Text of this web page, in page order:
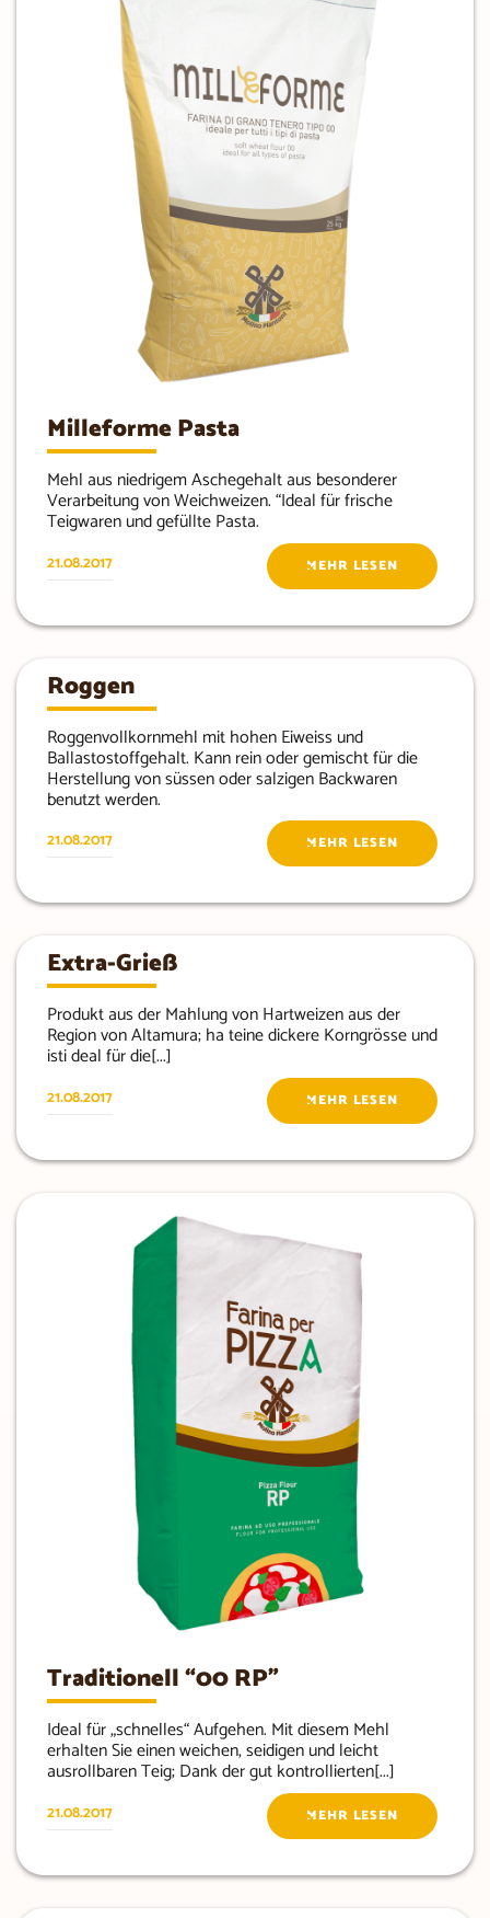
Milleforme Pasta
Mehl aus niedrigem Aschegehalt aus besonderer
Verarbeitung von Weichweizen. “Ideal für frische
Teigwaren und gefüllte Pasta.
21.08.2017 MEHR LESEN
Roggen
Roggenvollkornmehl mit hohen Eiweiss und
Ballastostoffgehalt. Kann rein oder gemischt für die
Herstellung von süssen oder salzigen Backwaren
benutzt werden.
21.08.2017 MEHR LESEN
Extra-Grieß
Produkt aus der Mahlung von Hartweizen aus der
Region von Altamura; ha teine dickere Korngrösse und
isti deal für die[...]
21.08.2017 MEHR LESEN
Traditionell “00 RP”
Ideal für „schnelles“ Aufgehen. Mit diesem Mehl
erhalten Sie einen weichen, seidigen und leicht
ausrollbaren Teig; Dank der gut kontrollierten[...]
21.08.2017 MEHR LESEN